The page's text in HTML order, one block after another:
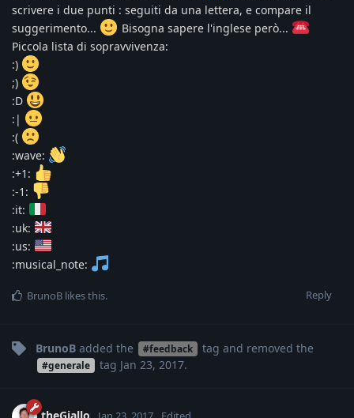
scrivere i due punti : seguiti da una lettera, e compare il
suggerimento...
Bisogna sapere l'inglese però...
Piccola lista di sopravvivenza:
:)
;)
:D
:|
:(
:wave:
:+1:
:-1:
:it:
:uk:
:us:
:musical_note:
Reply
BrunoB likes this.
BrunoB added the #feedback tag and removed the
#generale tag Jan 23, 2017.